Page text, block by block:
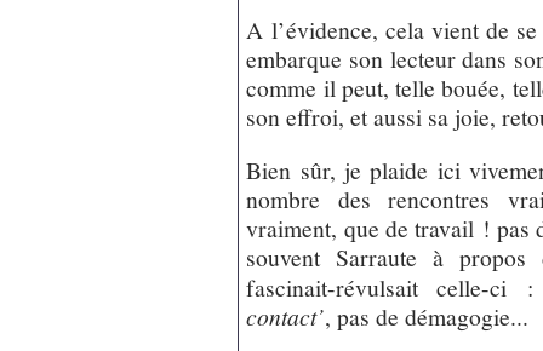
A l’évidence, cela vient de
embarque son lecteur dans
comme il peut, telle bouée,
son effroi, et aussi sa joie,
Bien sûr, je plaide ici
nombre des rencontres
vraiment, que de travail ! pas
souvent Sarraute à propos
fascinait-révulsait celle-ci
contact’, pas de démagogie...